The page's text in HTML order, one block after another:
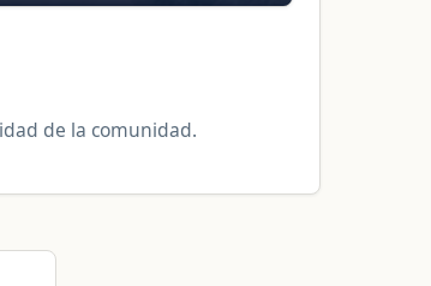
de la comunidad.